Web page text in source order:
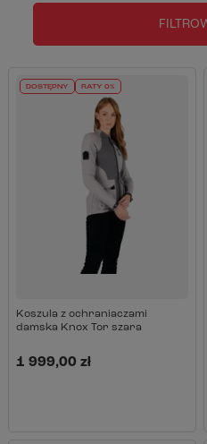
DOSTĘPNY RATY 0%
Koszula z ochraniaczami
damska Knox Tor szara
1 999,00 zł